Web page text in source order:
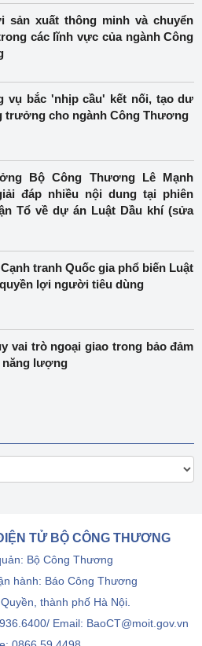
sản xuất thông minh và chuyển
các lĩnh vực của ngành Công
vụ bắc 'nhịp cầu' kết nối, tạo dư
trưởng cho ngành Công Thương
Bộ Công Thương Lê Mạnh
đáp nhiều nội dung tại phiên
Tổ về dự án Luật Dầu khí (sửa
tranh Quốc gia phổ biến Luật
lợi người tiêu dùng
vai trò ngoại giao trong bảo đảm
năng lượng
TỬ BỘ CÔNG THƯƠNG
Bộ Công Thương
hành: Báo Công Thương
thành phố Hà Nội.
Email: BaoCT@moit.gov.vn